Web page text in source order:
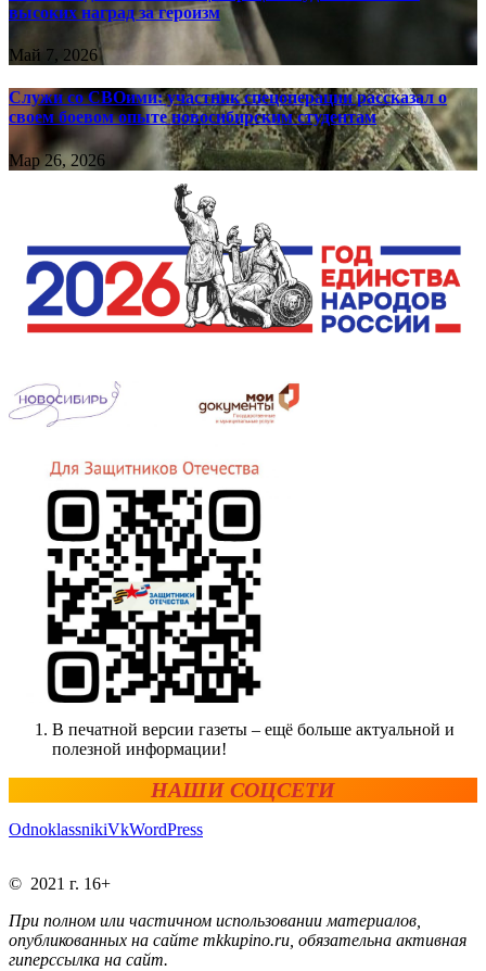
высоких наград за героизм
Май 7, 2026
Служи со СВОими: участник спецоперации рассказал о
своем боевом опыте новосибирским студентам
Мар 26, 2026
В печатной версии газеты – ещё больше актуальной и
полезной информации!
НАШИ СОЦСЕТИ
OdnoklassnikiVkWordPress
© 2021 г. 16+
При полном или частичном использовании материалов,
опубликованных на сайте mkkupino.ru, обязательна активная
гиперссылка на сайт.